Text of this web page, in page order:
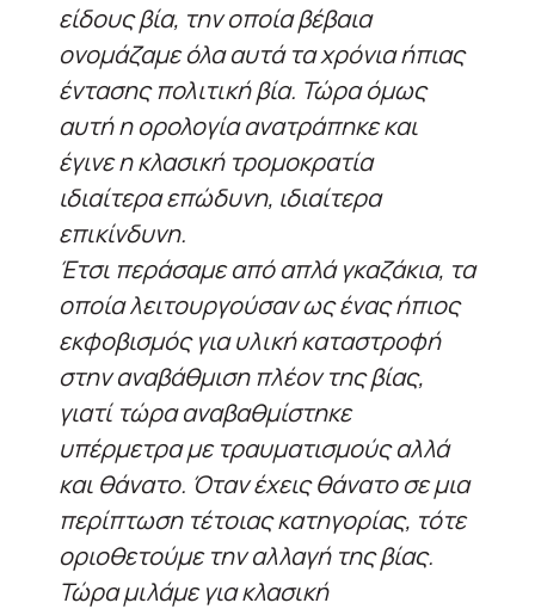
είδους βία, την οποία βέβαια
ονομάζαμε όλα αυτά τα χρόνια ήπιας
έντασης πολιτική βία. Τώρα όμως
αυτή η ορολογία ανατράπηκε και
έγινε η κλασική τρομοκρατία
ιδιαίτερα επώδυνη, ιδιαίτερα
επικίνδυνη.
Έτσι περάσαμε από απλά γκαζάκια, τα
οποία λειτουργούσαν ως ένας ήπιος
εκφοβισμός για υλική καταστροφή
στην αναβάθμιση πλέον της βίας,
γιατί τώρα αναβαθμίστηκε
υπέρμετρα με τραυματισμούς αλλά
και θάνατο. Όταν έχεις θάνατο σε μια
περίπτωση τέτοιας κατηγορίας, τότε
οριοθετούμε την αλλαγή της βίας.
Τώρα μιλάμε για κλασική